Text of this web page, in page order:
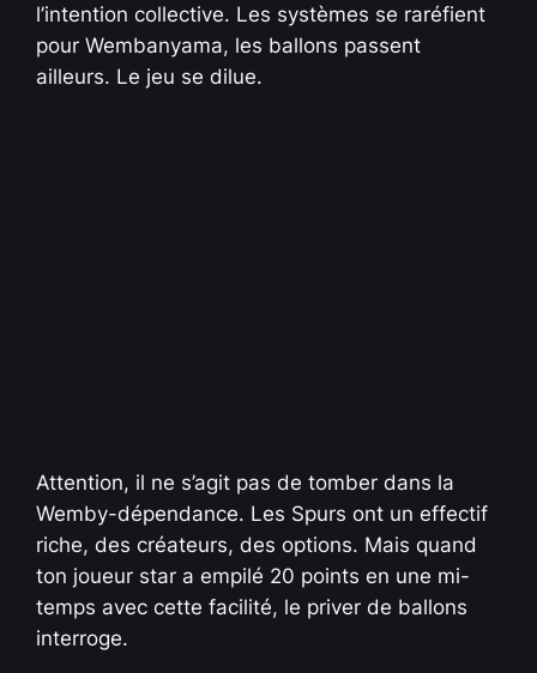
l’intention collective. Les systèmes se raréfient
pour Wembanyama, les ballons passent
ailleurs. Le jeu se dilue.
Attention, il ne s’agit pas de tomber dans la
Wemby-dépendance. Les Spurs ont un effectif
riche, des créateurs, des options. Mais quand
ton joueur star a empilé 20 points en une mi-
temps avec cette facilité, le priver de ballons
interroge.